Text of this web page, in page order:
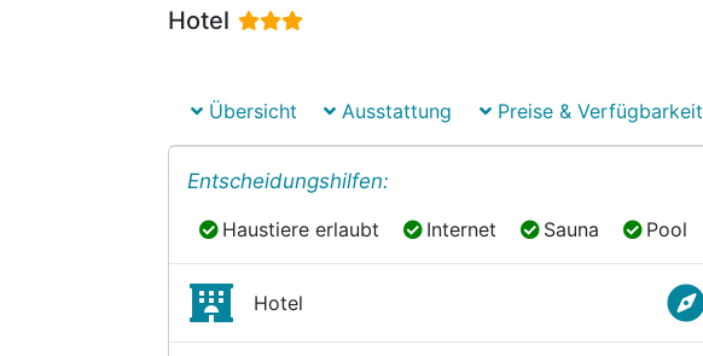
Hotel
Übersicht Ausstattung Preise & Verfügbarkeit
Entscheidungshilfen:
Haustiere erlaubt
Haustiere erlaubt Internet
Internet Sauna
Sauna Pool
Pool
Hotel